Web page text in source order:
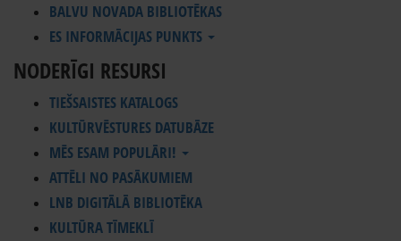
BALVU NOVADA BIBLIOTĒKAS
ES INFORMĀCIJAS PUNKTS
NODERĪGI RESURSI
TIEŠSAISTES KATALOGS
KULTŪRVĒSTURES DATUBĀZE
MĒS ESAM POPULĀRI!
ATTĒLI NO PASĀKUMIEM
LNB DIGITĀLĀ BIBLIOTĒKA
KULTŪRA TĪMEKLĪ